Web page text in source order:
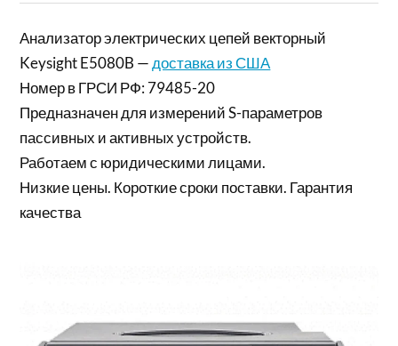
Анализатор электрических цепей векторный
Keysight E5080B — доставка из США
Номер в ГРСИ РФ: 79485-20
Предназначен для измерений S-параметров
пассивных и активных устройств.
Работаем с юридическими лицами.
Низкие цены. Короткие сроки поставки. Гарантия
качества